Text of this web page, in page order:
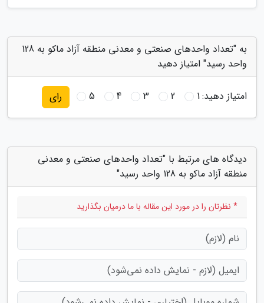
به "تعداد واحدهای صنعتی و معدنی منطقه آزاد ماکو به 128
واحد رسید" امتیاز دهید
امتیاز دهید:1
2
3
4
5 رای
دیدگاه های مرتبط با "تعداد واحدهای صنعتی و معدنی
منطقه آزاد ماکو به 128 واحد رسید"
* نظرتان را در مورد این مقاله با ما درمیان بگذارید